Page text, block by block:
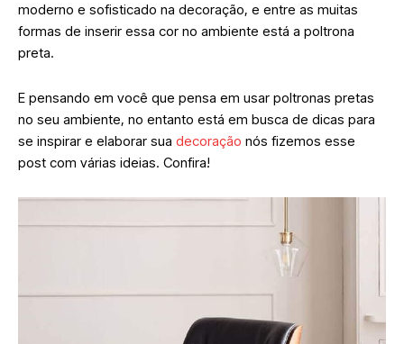
moderno e sofisticado na decoração, e entre as muitas
formas de inserir essa cor no ambiente está a poltrona
preta.
E pensando em você que pensa em usar poltronas pretas
no seu ambiente, no entanto está em busca de dicas para
se inspirar e elaborar sua decoração nós fizemos esse
post com várias ideias. Confira!